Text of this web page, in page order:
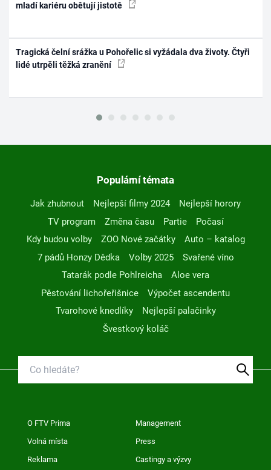
mladí kariéru obětují jistotě
Tragická čelní srážka u Pohořelic si vyžádala dva životy. Čtyři
lidé utrpěli těžká zranění
Populární témata
Jak zhubnout Nejlepší filmy 2024
Nejlepší horory
TV program
Změna času Partie
Počasí
Kdy budou volby
ZOO Nové začátky
Auto – katalog
7 pádů Honzy Dědka
Volby 2025
Svařené víno
Tatarák podle Pohlreicha
Aloe vera
Pěstování lichořeřišnice
Výpočet ascendentu
Tvarohové knedlíky
Nejlepší palačinky
Švestkový koláč
O FTV Prima Management
Volná místa Press
Reklama Castingy a výzvy